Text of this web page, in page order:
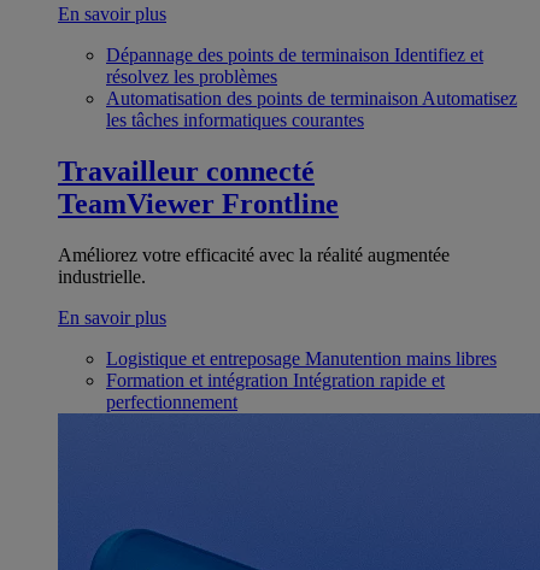
En savoir plus
Dépannage des points de terminaison Identifiez et
résolvez les problèmes
Automatisation des points de terminaison Automatisez
les tâches informatiques courantes
Travailleur connecté
TeamViewer Frontline
Améliorez votre efficacité avec la réalité augmentée
industrielle.
En savoir plus
Logistique et entreposage Manutention mains libres
Formation et intégration Intégration rapide et
perfectionnement